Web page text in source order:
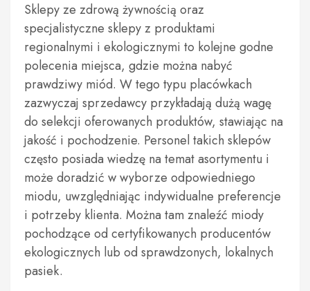
Sklepy ze zdrową żywnością oraz
specjalistyczne sklepy z produktami
regionalnymi i ekologicznymi to kolejne godne
polecenia miejsca, gdzie można nabyć
prawdziwy miód. W tego typu placówkach
zazwyczaj sprzedawcy przykładają dużą wagę
do selekcji oferowanych produktów, stawiając na
jakość i pochodzenie. Personel takich sklepów
często posiada wiedzę na temat asortymentu i
może doradzić w wyborze odpowiedniego
miodu, uwzględniając indywidualne preferencje
i potrzeby klienta. Można tam znaleźć miody
pochodzące od certyfikowanych producentów
ekologicznych lub od sprawdzonych, lokalnych
pasiek.